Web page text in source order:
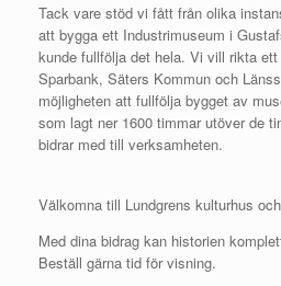
Tack vare stöd vi fått från olika
att bygga ett Industrimuseum i
kunde fullfölja det hela. Vi vill rikta
Sparbank, Säters Kommun och
möjligheten att fullfölja bygget av
som lagt ner 1600 timmar utöver de
bidrar med till verksamheten.
Välkomna till Lundgrens kulturhus
Med dina bidrag kan historien
Beställ gärna tid för visning.